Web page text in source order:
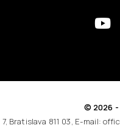
© 2026 -
7, Bratislava 811 03, E-mail: